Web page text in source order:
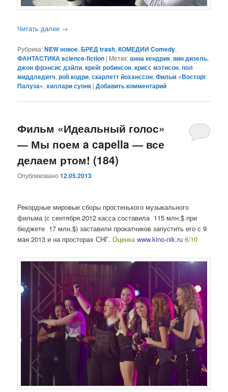
Читать далее →
Рубрика:NEW новое,БРЕД trash,КОМЕДИИ Comedy,
ФАНТАСТИКА science-fiction | Метки:анна кендрик,вин дизель,
джон фрэнсис дэйли,крейг робинсон,крисс мэтисон,пол
миддледитч,роб кодри,скарлетт йоханссон,Фильм «Восторг
Палуза»,хиллари суонк |Добавить комментарий
Фильм «Идеальный голос»
— Мы поем a capella — все
делаем ртом! (184)
Опубликовано12.05.2013
Рекордные мировые сборы простенького музыкального
фильма (с сентября 2012 касса составила 115 млн.$ при
бюджете 17 млн.$) заставили прокатчиков запустить его с 9
мая 2013 и на просторах СНГ.Оценкаwww.kino-nik.ru 6/10